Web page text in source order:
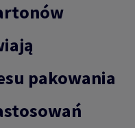
pakowania